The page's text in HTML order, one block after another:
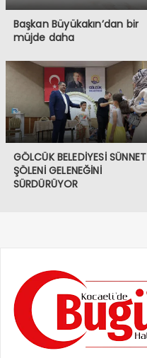
Başkan Büyükakın’dan bir
müjde daha
GÖLCÜK BELEDİYESİ SÜNNET
ŞÖLENİ GELENEĞİNİ
SÜRDÜRÜYOR